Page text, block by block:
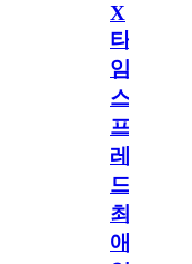
X
타
임
스
프
레
드]
최
애